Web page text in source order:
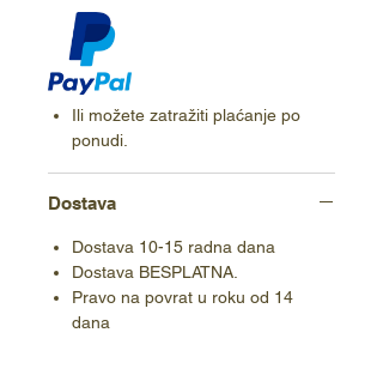
Ili možete zatražiti plaćanje po
ponudi.
Dostava
Dostava 10-15 radna dana
Dostava BESPLATNA.
Pravo na povrat u roku od 14
dana